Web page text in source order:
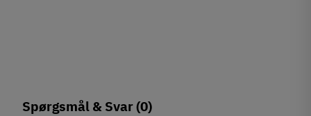
Spørgsmål & Svar(0)